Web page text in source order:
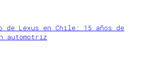
de Lexus en Chile: 15 años de
automotriz